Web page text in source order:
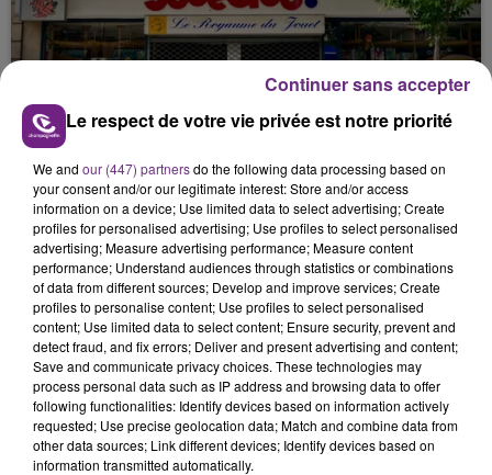
LE MAGASIN JOUÉCLUB DE REIMS FERME
SES PORTES
C'était l'une des institutions du centre-ville
rémois. Le magasin JouéClub est contraint de
fermer ses portes.
TITRES DIFFUSÉS
16h09
16h09 16h06
16h06
Le respect de votre vie privée est notre priorité
We and our (447) partnersdo the following data processing based on
your consent and/or our legitimate interest: Store and/or access
information on a device; Use limited data to select advertising; Create
profiles for personalised advertising; Use profiles to select personalised
advertising; Measure advertising performance; Measure content
performance; Understand audiences through statistics or combinations
of data from different sources; Develop and improve services; Create
profiles to personalise content; Use profiles to select personalised
content; Use limited data to select content; Ensure security, prevent and
detect fraud, and fix errors; Deliver and present advertising and content;
Save and communicate privacy choices. These technologies may
process personal data such as IP address and browsing data to offer
following functionalities: Identify devices based on information actively
requested; Use precise geolocation data; Match and combine data from
other data sources; Link different devices; Identify devices based on
information transmitted automatically.
Continuer sans accepter